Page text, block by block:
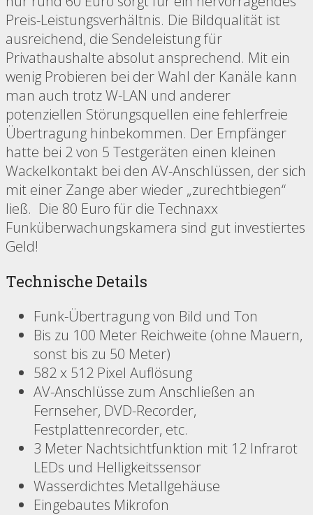
Preis-Leistungsverhältnis. Die Bildqualität ist
ausreichend, die Sendeleistung für
Privathaushalte absolut ansprechend. Mit ein
wenig Probieren bei der Wahl der Kanäle kann
man auch trotz W-LAN und anderer
potenziellen Störungsquellen eine fehlerfreie
Übertragung hinbekommen. Der Empfänger
hatte bei 2 von 5 Testgeräten einen kleinen
Wackelkontakt bei den AV-Anschlüssen, der sich
mit einer Zange aber wieder „zurechtbiegen“
ließ. Die 80 Euro für die Technaxx
Funküberwachungskamera sind gut investiertes
Geld!
Technische Details
Funk-Übertragung von Bild und Ton
Bis zu 100 Meter Reichweite (ohne Mauern,
sonst bis zu 50 Meter)
582 x 512 Pixel Auflösung
AV-Anschlüsse zum Anschließen an
Fernseher, DVD-Recorder,
Festplattenrecorder, etc.
3 Meter Nachtsichtfunktion mit 12 Infrarot
LEDs und Helligkeitssensor
Wasserdichtes Metallgehäuse
Eingebautes Mikrofon